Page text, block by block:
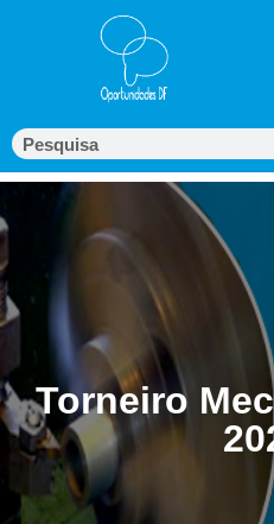
Torneiro